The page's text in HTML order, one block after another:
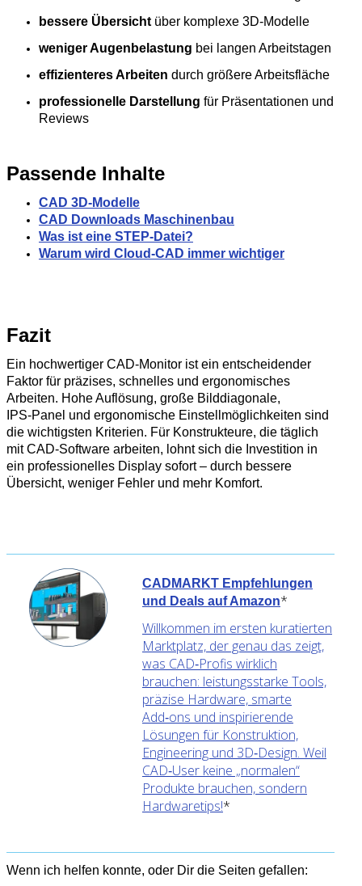
bessere Übersicht über komplexe 3D‑Modelle
weniger Augenbelastung bei langen Arbeitstagen
effizienteres Arbeiten durch größere Arbeitsfläche
professionelle Darstellung für Präsentationen und
Reviews
Passende Inhalte
CAD 3D-Modelle
CAD Downloads Maschinenbau
Was ist eine STEP-Datei?
Warum wird Cloud-CAD immer wichtiger
Fazit
Ein hochwertiger CAD‑Monitor ist ein entscheidender
Faktor für präzises, schnelles und ergonomisches
Arbeiten. Hohe Auflösung, große Bilddiagonale,
IPS‑Panel und ergonomische Einstellmöglichkeiten sind
die wichtigsten Kriterien. Für Konstrukteure, die täglich
mit CAD‑Software arbeiten, lohnt sich die Investition in
ein professionelles Display sofort – durch bessere
Übersicht, weniger Fehler und mehr Komfort.
CADMARKT Empfehlungen
und Deals auf Amazon*
Willkommen im ersten kuratierten
Marktplatz, der genau das zeigt,
was CAD‑Profis wirklich
brauchen: leistungsstarke Tools,
präzise Hardware, smarte
Add‑ons und inspirierende
Lösungen für Konstruktion,
Engineering und 3D‑Design. Weil
CAD‑User keine „normalen“
Produkte brauchen, sondern
Hardwaretips!*
Wenn ich helfen konnte, oder Dir die Seiten gefallen: